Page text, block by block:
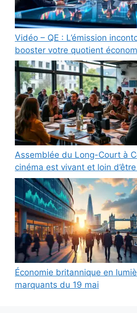
Vidéo – QE : L’émission
booster votre quotient
Assemblée du Long-Court à
cinéma est vivant et loin
Économie britannique en
marquants du 19 mai